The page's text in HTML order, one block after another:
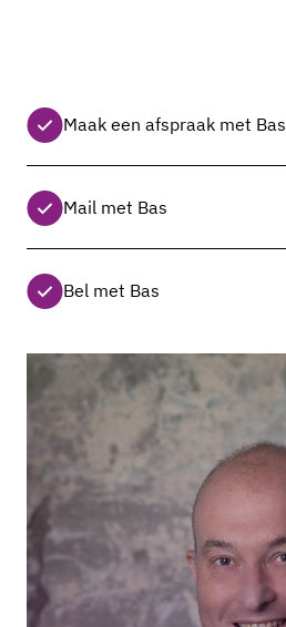
Maak een afspraak met Bas
Mail met Bas
Bel met Bas